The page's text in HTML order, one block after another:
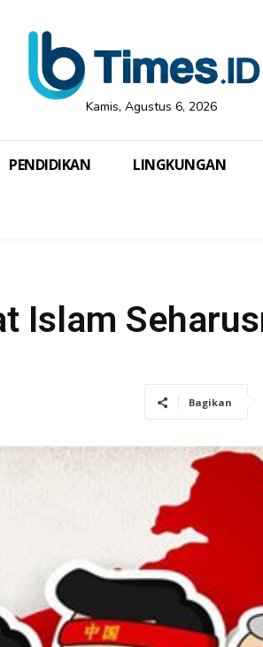
Kamis, Agustus 6, 2026
PENDIDIKAN LINGKUNGAN
Islam
Bagikan